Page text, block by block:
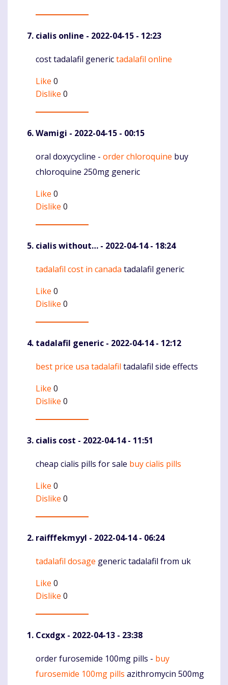
cialis online - 2022-04-15 - 12:23
Komentaras
cost tadalafil generictadalafil online
Like 0
Dislike 0
Wamigi - 2022-04-15 - 00:15
Komentaras
oral doxycycline - order chloroquine buy
chloroquine 250mg generic
Like 0
Dislike 0
cialis without… - 2022-04-14 - 18:24
Komentaras
tadalafil cost in canada tadalafil generic
Like 0
Dislike 0
tadalafil generic - 2022-04-14 - 12:12
Komentaras
best price usa tadalafil tadalafil side effects
Like 0
Dislike 0
cialis cost - 2022-04-14 - 11:51
Komentaras
cheap cialis pills for sale buy cialis pills
Like 0
Dislike 0
raifffekmyyl - 2022-04-14 - 06:24
Komentaras
tadalafil dosage generic tadalafil from uk
Like 0
Dislike 0
Ccxdgx - 2022-04-13 - 23:38
Komentaras
order furosemide 100mg pills - buy
furosemide 100mg pills azithromycin 500mg